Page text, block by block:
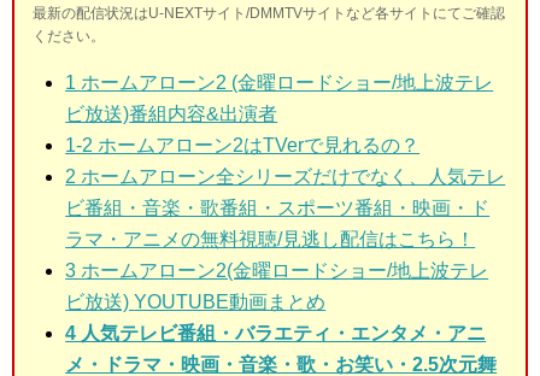
最新の配信状況はU-NEXTサイト/DMMTVサイトなど各サイトにてご確認
ください。
1 ホームアローン2 (金曜ロードショー/地上波テレ
ビ放送)番組内容&出演者
1-2 ホームアローン2はTVerで見れるの？
2 ホームアローン全シリーズだけでなく、人気テレ
ビ番組・音楽・歌番組・スポーツ番組・映画・ド
ラマ・アニメの無料視聴/見逃し配信はこちら！
3 ホームアローン2(金曜ロードショー/地上波テレ
ビ放送)YOUTUBE動画まとめ
4 人気テレビ番組・バラエティ・エンタメ・アニ
メ・ドラマ・映画・音楽・歌・お笑い・2.5次元舞